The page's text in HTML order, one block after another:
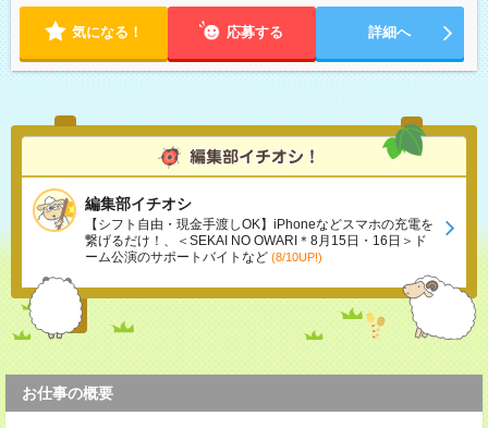
気になる！ 応募する 詳細へ
編集部イチオシ
【シフト自由・現金手渡しOK】iPhoneなどスマホの充電を
繋げるだけ！、＜SEKAI NO OWARI＊8月15日・16日＞ド
ーム公演のサポートバイトなど (8/10UP!)
お仕事の概要